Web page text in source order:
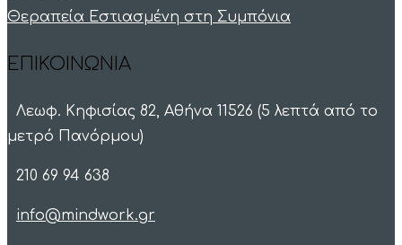
Θεραπεία Εστιασμένη στη Συμπόνια
ΕΠΙΚΟΙΝΩΝΙΑ
Λεωφ. Κηφισίας 82, Αθήνα 11526 (5 λεπτά από το
μετρό Πανόρμου)
210 69 94 638
info@mindwork.gr